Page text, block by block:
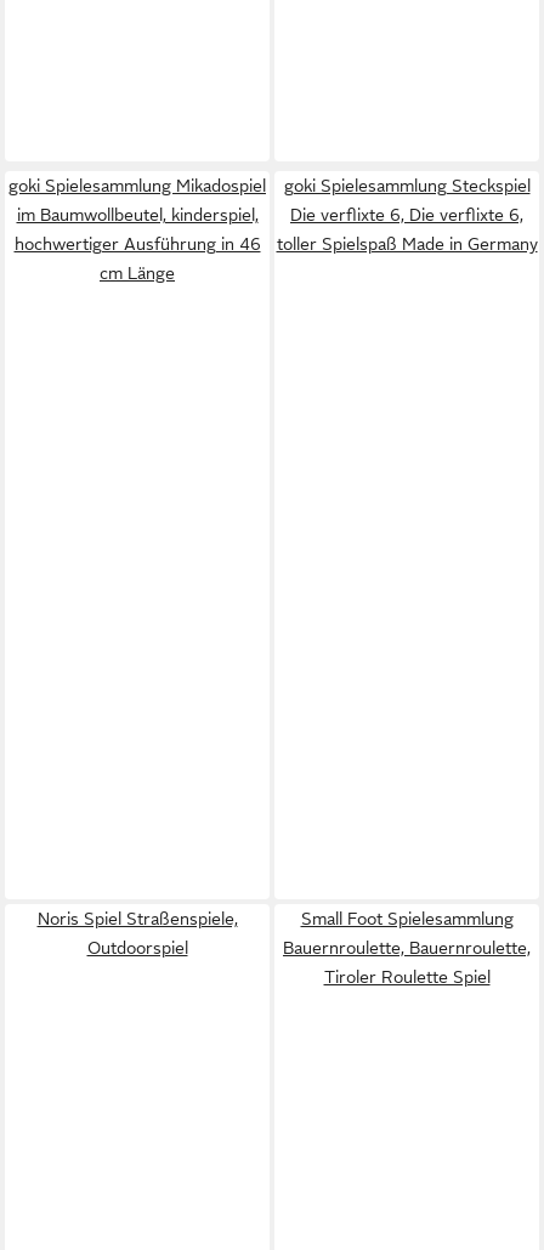
goki Spielesammlung Mikadospiel
im Baumwollbeutel, kinderspiel,
hochwertiger Ausführung in 46
cm Länge
goki Spielesammlung Steckspiel
Die verflixte 6, Die verflixte 6,
toller Spielspaß Made in Germany
Noris Spiel Straßenspiele,
Outdoorspiel
Small Foot Spielesammlung
Bauernroulette, Bauernroulette,
Tiroler Roulette Spiel